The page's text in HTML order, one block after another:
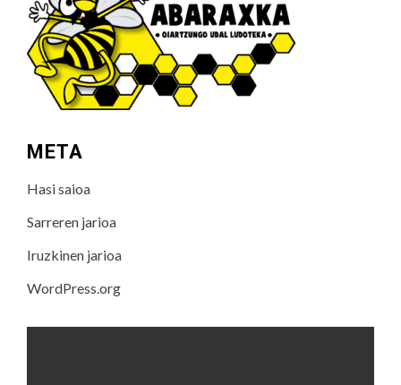
META
Hasi saioa
Sarreren jarioa
Iruzkinen jarioa
WordPress.org